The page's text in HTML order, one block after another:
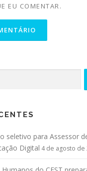
EU COMENTAR.
seletivo para Assessor
Digital 4 de agosto de